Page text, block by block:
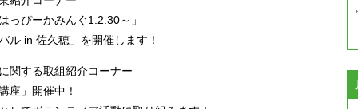
っぴーかみんぐ1.2.30～」
ル in 佐久穂」を開催します！
する取組紹介コーナー
座」開催中！